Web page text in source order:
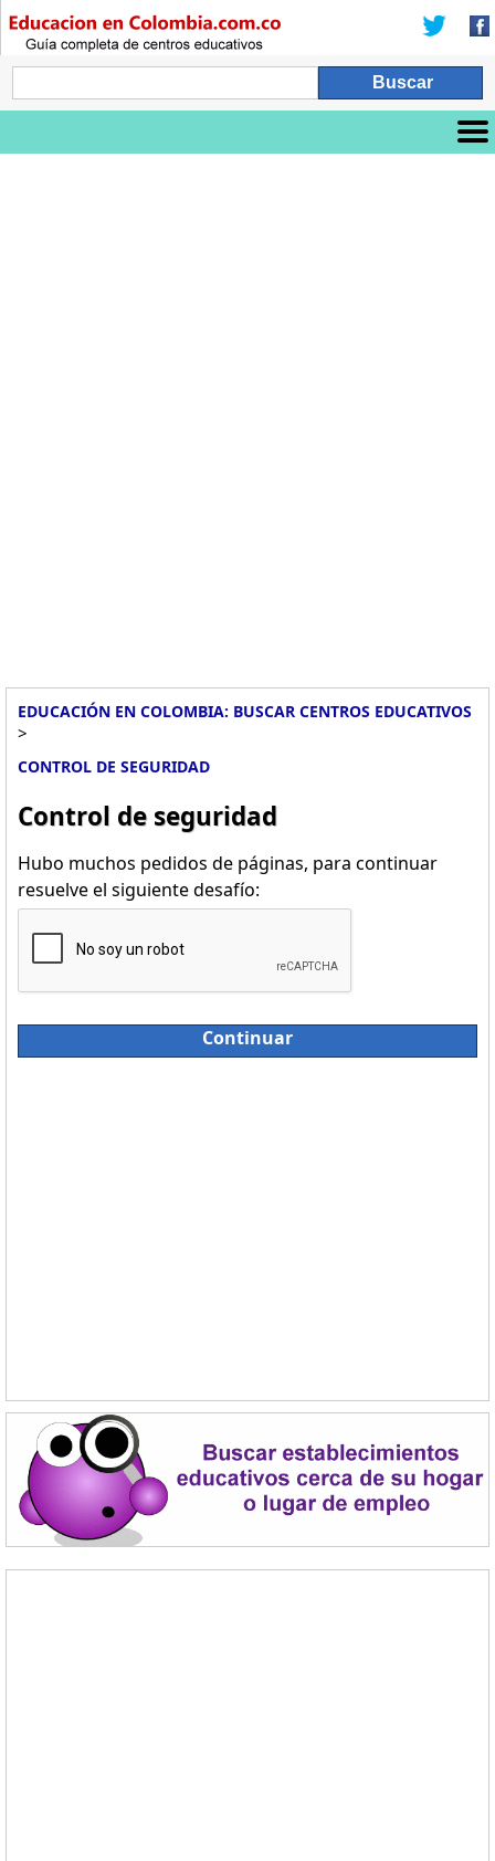
EDUCACIÓN EN COLOMBIA: BUSCAR CENTROS EDUCATIVOS
>
CONTROL DE SEGURIDAD
Control de seguridad
Hubo muchos pedidos de páginas, para continuar
resuelve el siguiente desafío:
Continuar